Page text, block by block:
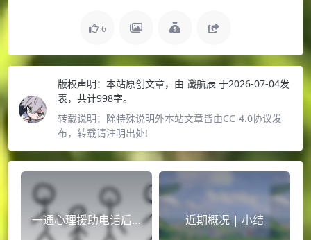
6
版权声明： 本站原创文章，由 谶航辰 于2026-07-04发
表，共计998字。
转载说明： 除特殊说明外本站文章皆由CC-4.0协议发
布，转载请注明出处!
一通心理援助电话后… 近期概况 | 小结